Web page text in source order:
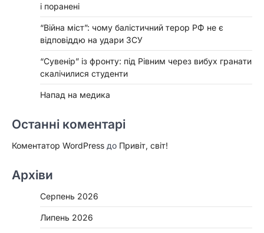
і поранені
“Війна міст”: чому балістичний терор РФ не є
відповіддю на удари ЗСУ
“Сувенір” із фронту: під Рівним через вибух гранати
скалічилися студенти
Напад на медика
Останні коментарі
Коментатор WordPress до Привіт, світ!
Архіви
Серпень 2026
Липень 2026